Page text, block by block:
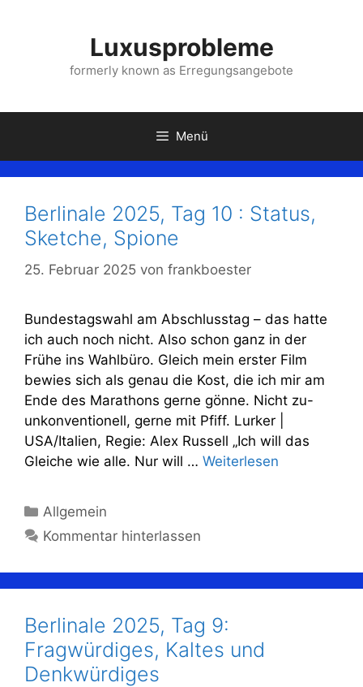
Luxusprobleme
formerly known as Erregungsangebote
Menü
Berlinale 2025, Tag 10 : Status,
Sketche, Spione
25. Februar 2025 von frankboester
Bundestagswahl am Abschlusstag – das hatte
ich auch noch nicht. Also schon ganz in der
Frühe ins Wahlbüro. Gleich mein erster Film
bewies sich als genau die Kost, die ich mir am
Ende des Marathons gerne gönne. Nicht zu-
unkonventionell, gerne mit Pfiff. Lurker |
USA/Italien, Regie: Alex Russell „Ich will das
Gleiche wie alle. Nur will … Weiterlesen
Kategorien
Allgemein
Kommentar hinterlassen
Berlinale 2025, Tag 9:
Fragwürdiges, Kaltes und
Denkwürdiges